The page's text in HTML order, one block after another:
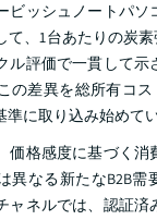
ビッシュノートパソ
、1台あたりの炭素
ル評価で一貫して示
の差異を総所有コス
に取り込み始めてい
価格感度に基づく消
異なる新たなB2B需
ャネルでは、認証済